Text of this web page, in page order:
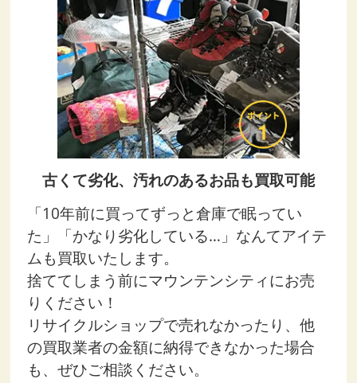
古くて劣化、汚れのあるお品も買取可能
「10年前に買ってずっと倉庫で眠ってい
た」「かなり劣化している…」なんてアイテ
ムも買取いたします。
捨ててしまう前にマウンテンシティにお売
りください！
リサイクルショップで売れなかったり、他
の買取業者の金額に納得できなかった場合
も、ぜひご相談ください。